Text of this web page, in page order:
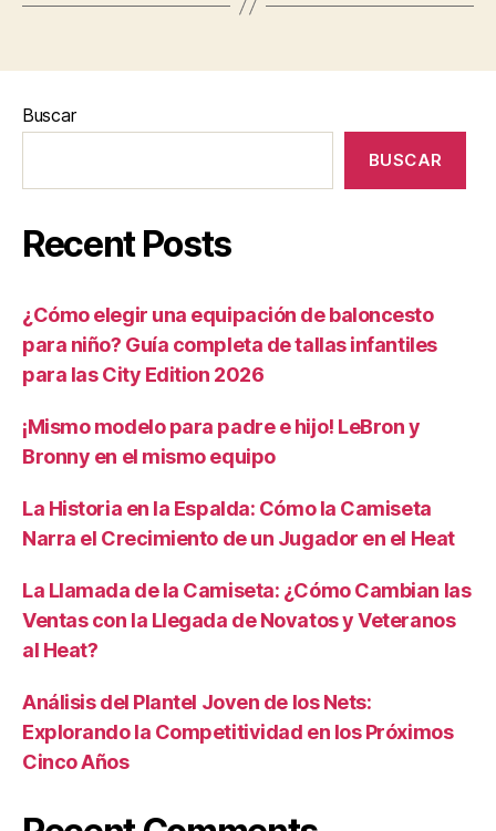
Buscar
BUSCAR
Recent Posts
¿Cómo elegir una equipación de baloncesto
para niño? Guía completa de tallas infantiles
para las City Edition 2026
¡Mismo modelo para padre e hijo! LeBron y
Bronny en el mismo equipo
La Historia en la Espalda: Cómo la Camiseta
Narra el Crecimiento de un Jugador en el Heat
La Llamada de la Camiseta: ¿Cómo Cambian las
Ventas con la Llegada de Novatos y Veteranos
al Heat?
Análisis del Plantel Joven de los Nets:
Explorando la Competitividad en los Próximos
Cinco Años